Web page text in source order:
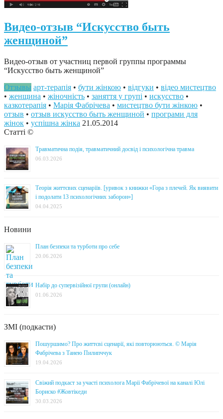
Видео-отзыв “Искусство быть
женщиной”
Видео-отзыв от участниц первой группы программы
“Искусство быть женщиной”
Отзывы арт-терапія • бути жінкою • відгуки • відео мистецтво
• женщина • жіночність • заняття у групі • искусство •
казкотерапія • Марія Фабрічева • мистецтво бути жінкою •
отзыв • отзыв искусство быть женщиной • програми для
жінок • успішна жінка 21.05.2014
Статті ©
Травматична подія, травматичний досвід і психологічна травма
06.03.2026
Теорія життєвих сценаріїв. [уривок з книжки «Гора з плечей. Як виявити
і подолати 13 психологічних заборон»]
04.04.2025
Новини
План безпеки та турботи про себе
20.06.2026
Набір до супервізійної групи (онлайн)
01.06.2026
ЗМІ (подкасти)
Пошуршимо? Про життєві сценарії, які повторюються. © Марія
Фабрічева з Танею Пилипччук
19.04.2026
Свіжий подкаст за участі психолога Марії Фабрічевої на каналі Юлі
Бориско #Жовтікеди
30.03.2026